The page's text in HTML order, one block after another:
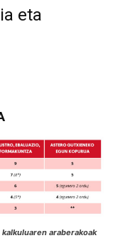
eta
araberakoak